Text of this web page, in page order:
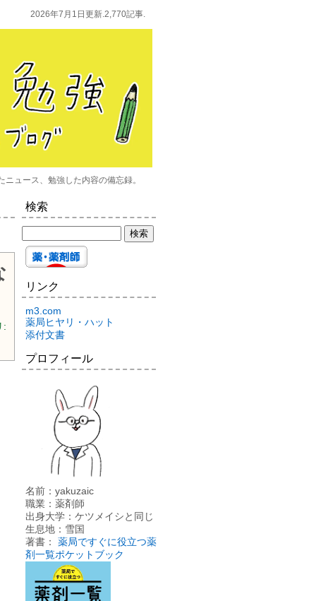
2026年7月1日更新.2,770記事.
ュース、勉強した内容の備忘録。
:
検索
リンク
m3.com
薬局ヒヤリ・ハット
添付文書
プロフィール
名前：yakuzaic
職業：薬剤師
出身大学：ケツメイシと同じ
生息地：雪国
著書： 薬局ですぐに役立つ薬
剤一覧ポケットブック